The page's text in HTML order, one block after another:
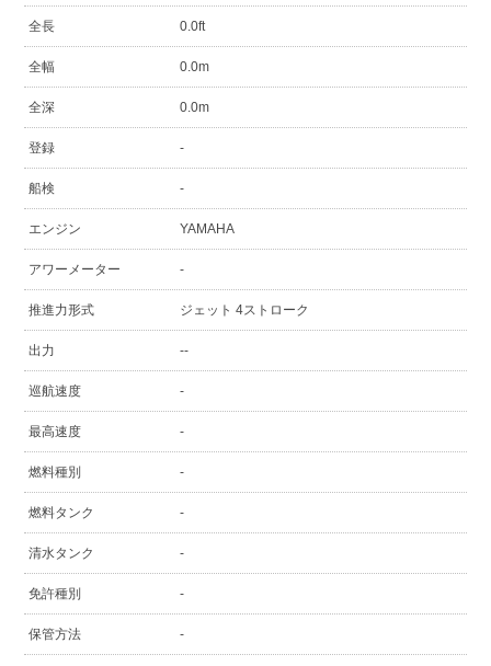
全長 0.0ft
全幅 0.0m
全深 0.0m
登録 -
船検 -
エンジン YAMAHA
アワーメーター -
推進力形式 ジェット 4ストローク
出力 --
巡航速度 -
最高速度 -
燃料種別 -
燃料タンク -
清水タンク -
免許種別 -
保管方法 -